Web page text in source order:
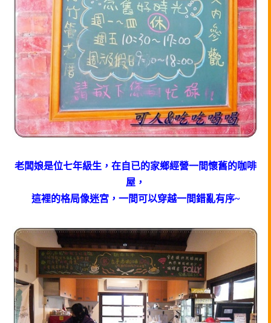
老闆娘是位七年級生，在自已的家鄉經營一間懷舊的咖啡
屋，
這裡的格局像迷宮，一間可以穿越一間錯亂有序~